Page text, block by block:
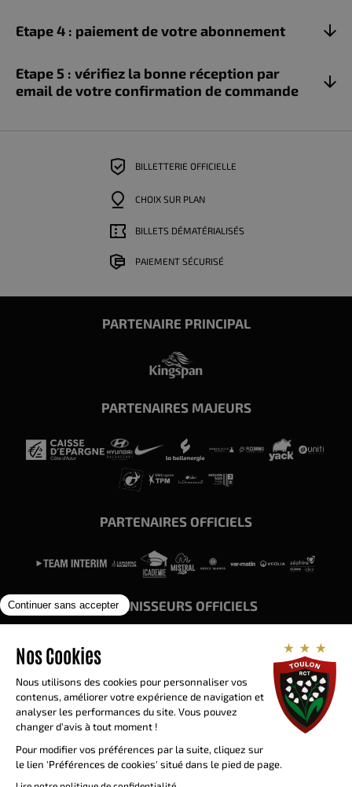
Etape 4 : paiement de votre abonnement
Etape 5 : vérifiez la bonne réception par
email de votre confirmation de commande
BILLETTERIE OFFICIELLE
CHOIX SUR PLAN
BILLETS DÉMATÉRIALISÉS
PAIEMENT SÉCURISÉ
PARTENAIRE PRINCIPAL
PARTENAIRES MAJEURS
PARTENAIRES OFFICIELS
FOURNISSEURS OFFICIELS
Siège social
580 Vieux Chemin de Sainte-
billetterie@rctoulon.com